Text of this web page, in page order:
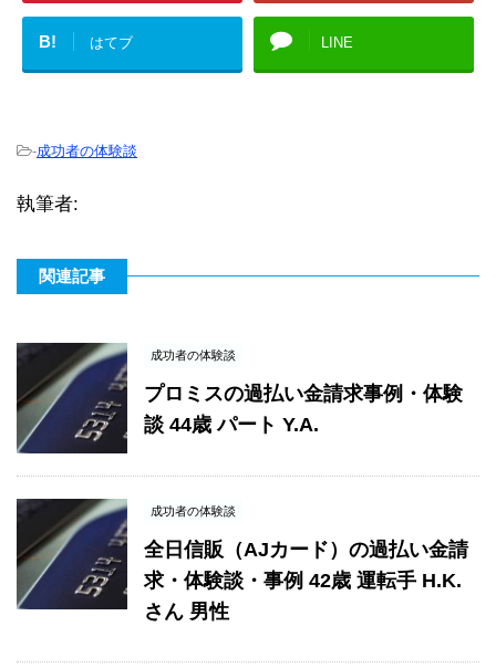
B! はてブ LINE
-成功者の体験談
執筆者:
関連記事
成功者の体験談
プロミスの過払い金請求事例・体験
談 44歳 パート Y.A.
成功者の体験談
全日信販（AJカード）の過払い金請
求・体験談・事例 42歳 運転手 H.K.
さん 男性